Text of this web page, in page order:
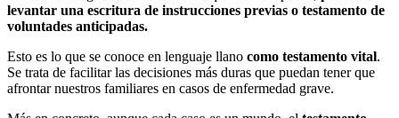
levantar una escritura de instrucciones previas o testamento de
voluntades anticipadas.
Esto es lo que se conoce en lenguaje llano como testamento vital.
Se trata de facilitar las decisiones más duras que puedan tener que
afrontar nuestros familiares en casos de enfermedad grave.